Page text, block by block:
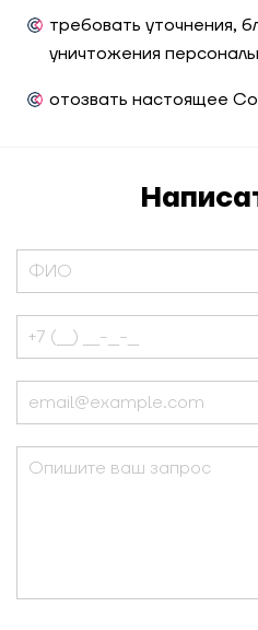
требовать уточнения,
уничтожения
отозвать настоящее